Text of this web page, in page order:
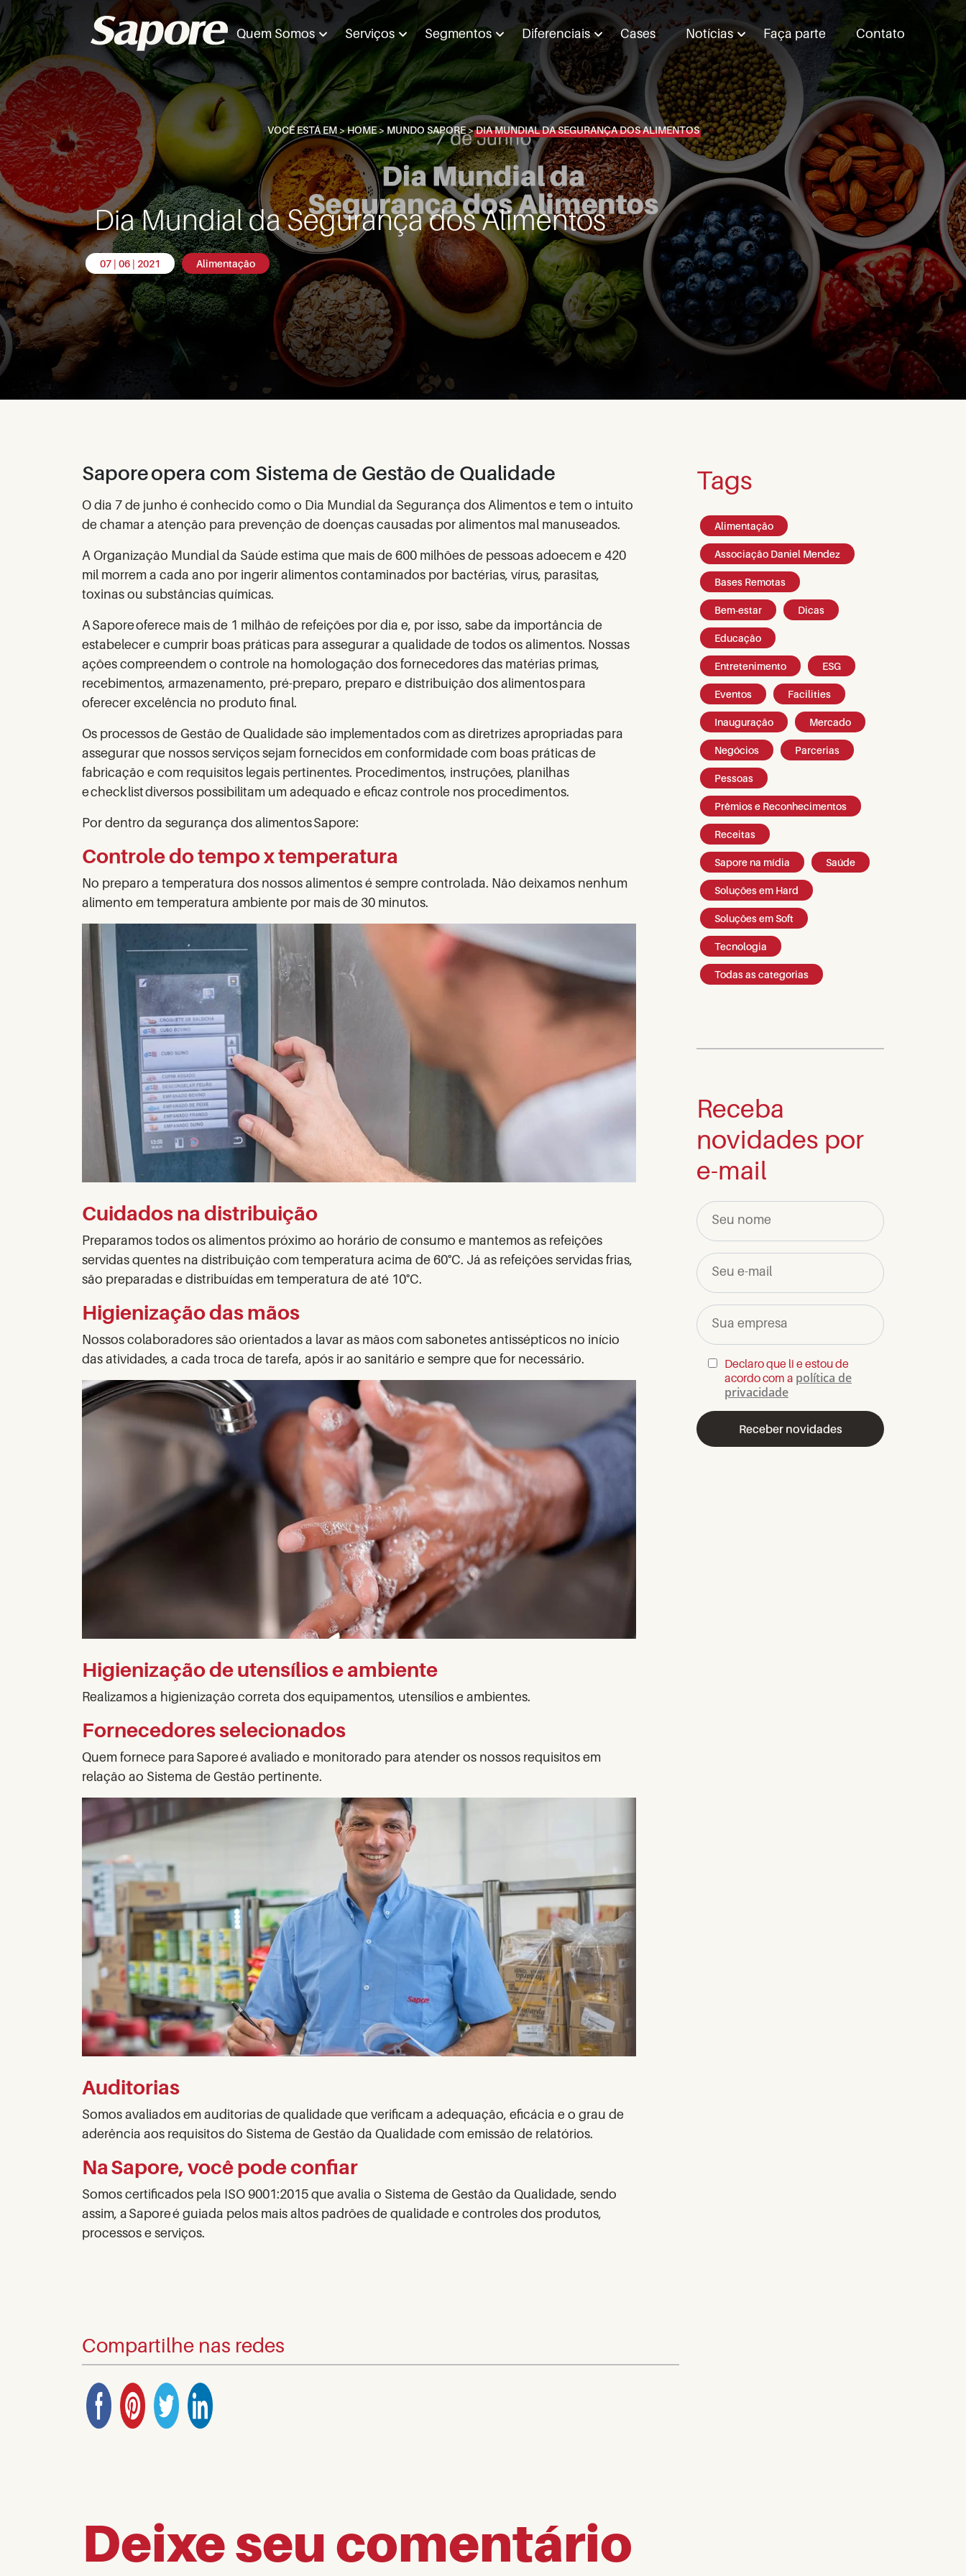
Quem Somos Serviços Segmentos Diferenciais Cases Notícias Faça parte Contato
VOCÊ ESTÁ EM >HOME> MUNDO SAPORE>DIA MUNDIAL DA SEGURANÇA DOS ALIMENTOS
Dia Mundial da Segurança dos Alimentos
07 | 06 | 2021 Alimentação
Sapore opera com Sistema de Gestão de Qualidade
O dia 7 de junho é conhecido como o Dia Mundial da Segurança dos Alimentos e tem o intuito
de chamar a atenção para prevenção de doenças causadas por alimentos mal manuseados.
A Organização Mundial da Saúde estima que mais de 600 milhões de pessoas adoecem e 420
mil morrem a cada ano por ingerir alimentos contaminados por bactérias, vírus, parasitas,
toxinas ou substâncias químicas.
A Sapore oferece mais de 1 milhão de refeições por dia e, por isso, sabe da importância de
estabelecer e cumprir boas práticas para assegurar a qualidade de todos os alimentos. Nossas
ações compreendem o controle na homologação dos fornecedores das matérias primas,
recebimentos, armazenamento, pré-preparo, preparo e distribuição dos alimentos para
oferecer excelência no produto final.
Os processos de Gestão de Qualidade são implementados com as diretrizes apropriadas para
assegurar que nossos serviços sejam fornecidos em conformidade com boas práticas de
fabricação e com requisitos legais pertinentes. Procedimentos, instruções, planilhas
e check list diversos possibilitam um adequado e eficaz controle nos procedimentos.
Por dentro da segurança dos alimentos Sapore:
Controle do tempo x temperatura
No preparo a temperatura dos nossos alimentos é sempre controlada. Não deixamos nenhum
alimento em temperatura ambiente por mais de 30 minutos.
Cuidados na distribuição
Preparamos todos os alimentos próximo ao horário de consumo e mantemos as refeições
servidas quentes na distribuição com temperatura acima de 60°C. Já as refeições servidas frias,
são preparadas e distribuídas em temperatura de até 10°C.
Higienização das mãos
Nossos colaboradores são orientados a lavar as mãos com sabonetes antissépticos no início
das atividades, a cada troca de tarefa, após ir ao sanitário e sempre que for necessário.
Higienização de utensílios e ambiente
Realizamos a higienização correta dos equipamentos, utensílios e ambientes.
Fornecedores selecionados
Quem fornece para Sapore é avaliado e monitorado para atender os nossos requisitos em
relação ao Sistema de Gestão pertinente.
Auditorias
Somos avaliados em auditorias de qualidade que verificam a adequação, eficácia e o grau de
aderência aos requisitos do Sistema de Gestão da Qualidade com emissão de relatórios.
Na Sapore, você pode confiar
Somos certificados pela ISO 9001:2015 que avalia o Sistema de Gestão da Qualidade, sendo
assim, a Sapore é guiada pelos mais altos padrões de qualidade e controles dos produtos,
processos e serviços.
Compartilhe nas redes
Deixe seu comentário
Tags
Alimentação
Associação Daniel Mendez
Bases Remotas
Bem-estar Dicas
Educação
Entretenimento ESG
Eventos Facilities
Inauguração Mercado
Negócios Parcerias
Pessoas
Prêmios e Reconhecimentos
Receitas
Sapore na mídia Saúde
Soluções em Hard
Soluções em Soft
Tecnologia
Todas as categorias
Receba
novidades por
e-mail
Seu nome
Seu e-mail
Sua empresa
Declaro que li e estou de
acordo com a política de
privacidade